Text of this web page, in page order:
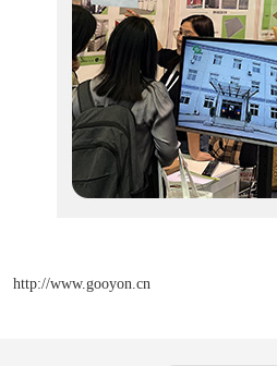
http://www.gooyon.cn